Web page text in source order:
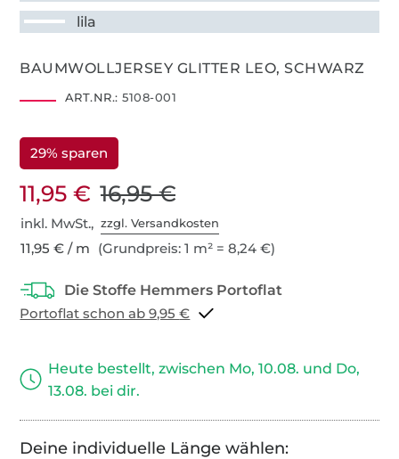
lila
BAUMWOLLJERSEY GLITTER LEO, SCHWARZ
ART.NR.: 5108-001
29% sparen
11,95 € 16,95 €
inkl. MwSt.,zzgl. Versandkosten
11,95 € / m (Grundpreis: 1 m² = 8,24 €)
Portoflat schon ab 9,95 €
Heute bestellt, zwischen Mo, 10.08. und Do,
13.08. bei dir.
Deine individuelle Länge wählen: